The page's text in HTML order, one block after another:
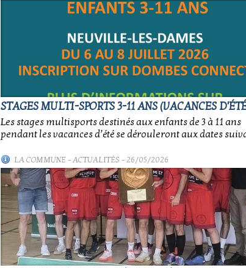
STAGES MULTI-SPORTS 3-11 ANS (VACANCES
Les stages multisports destinés aux enfants de 3 à 11 ans
pendant les vacances d’été se dérouleront aux dates
LA COMMUNE-ACTUALITÉS - 26/05/2026